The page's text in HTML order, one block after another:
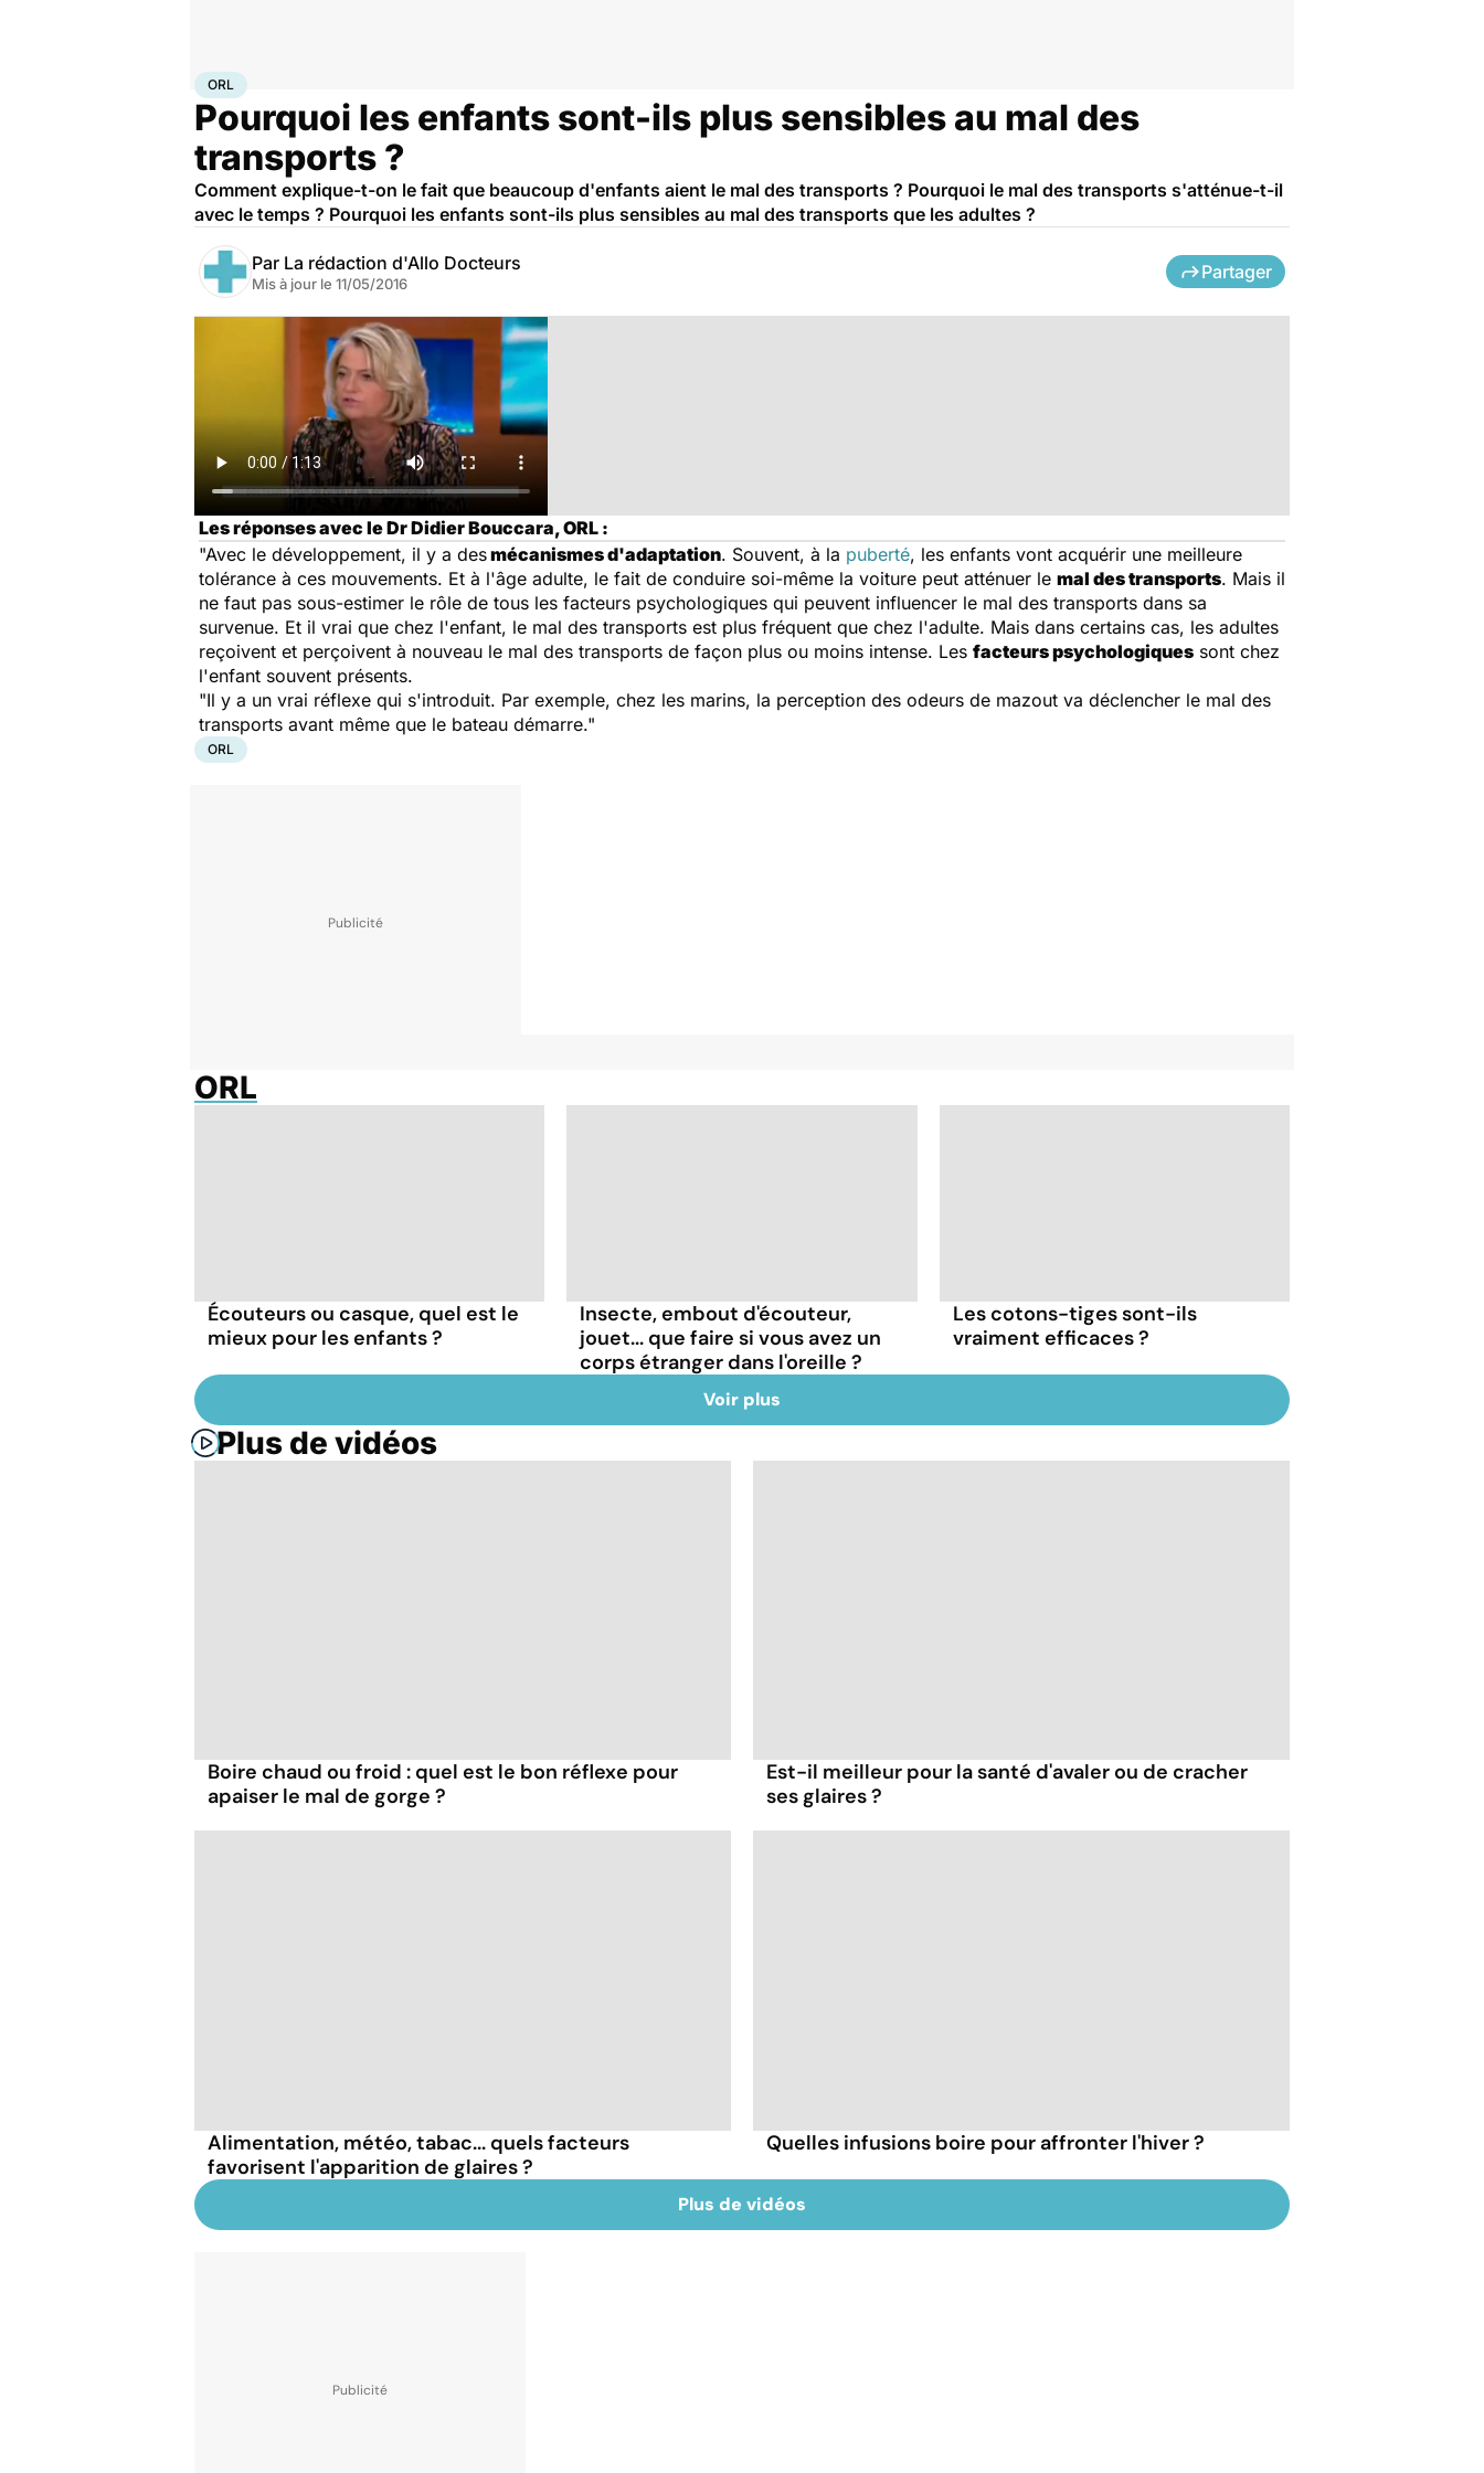
Accueil Santé
ORL
Pourquoi les enfants sont-ils plus sensibles au mal des
transports ?
Comment explique-t-on le fait que beaucoup d'enfants aient le mal des transports ? Pourquoi le mal des transports s'atténue-t-il
avec le temps ? Pourquoi les enfants sont-ils plus sensibles au mal des transports que les adultes ?
Par La rédaction d'Allo Docteurs
Mis à jour le 11/05/2016
Partager
Les réponses avec le Dr Didier Bouccara, ORL :
"Avec le développement, il y a desmécanismes d'adaptation. Souvent, à la puberté, les enfants vont acquérir une meilleure
tolérance à ces mouvements. Et à l'âge adulte, le fait de conduire soi-même la voiture peut atténuer le mal des transports. Mais il
ne faut pas sous-estimer le rôle de tous les facteurs psychologiques qui peuvent influencer le mal des transports dans sa
survenue. Et il vrai que chez l'enfant, le mal des transports est plus fréquent que chez l'adulte. Mais dans certains cas, les adultes
reçoivent et perçoivent à nouveau le mal des transports de façon plus ou moins intense. Les facteurs psychologiques sont chez
l'enfant souvent présents.
"Il y a un vrai réflexe qui s'introduit. Par exemple, chez les marins, la perception des odeurs de mazout va déclencher le mal des
transports avant même que le bateau démarre."
ORL
ORL
Écouteurs ou casque, quel est le
mieux pour les enfants ?
Insecte, embout d'écouteur,
jouet... que faire si vous avez un
corps étranger dans l'oreille ?
Les cotons-tiges sont-ils
vraiment efficaces ?
Voir plus
Plus de vidéos
Boire chaud ou froid : quel est le bon réflexe pour
apaiser le mal de gorge ?
Est-il meilleur pour la santé d'avaler ou de cracher
ses glaires ?
Alimentation, météo, tabac... quels facteurs
favorisent l'apparition de glaires ?
Quelles infusions boire pour affronter l'hiver ?
Plus de vidéos